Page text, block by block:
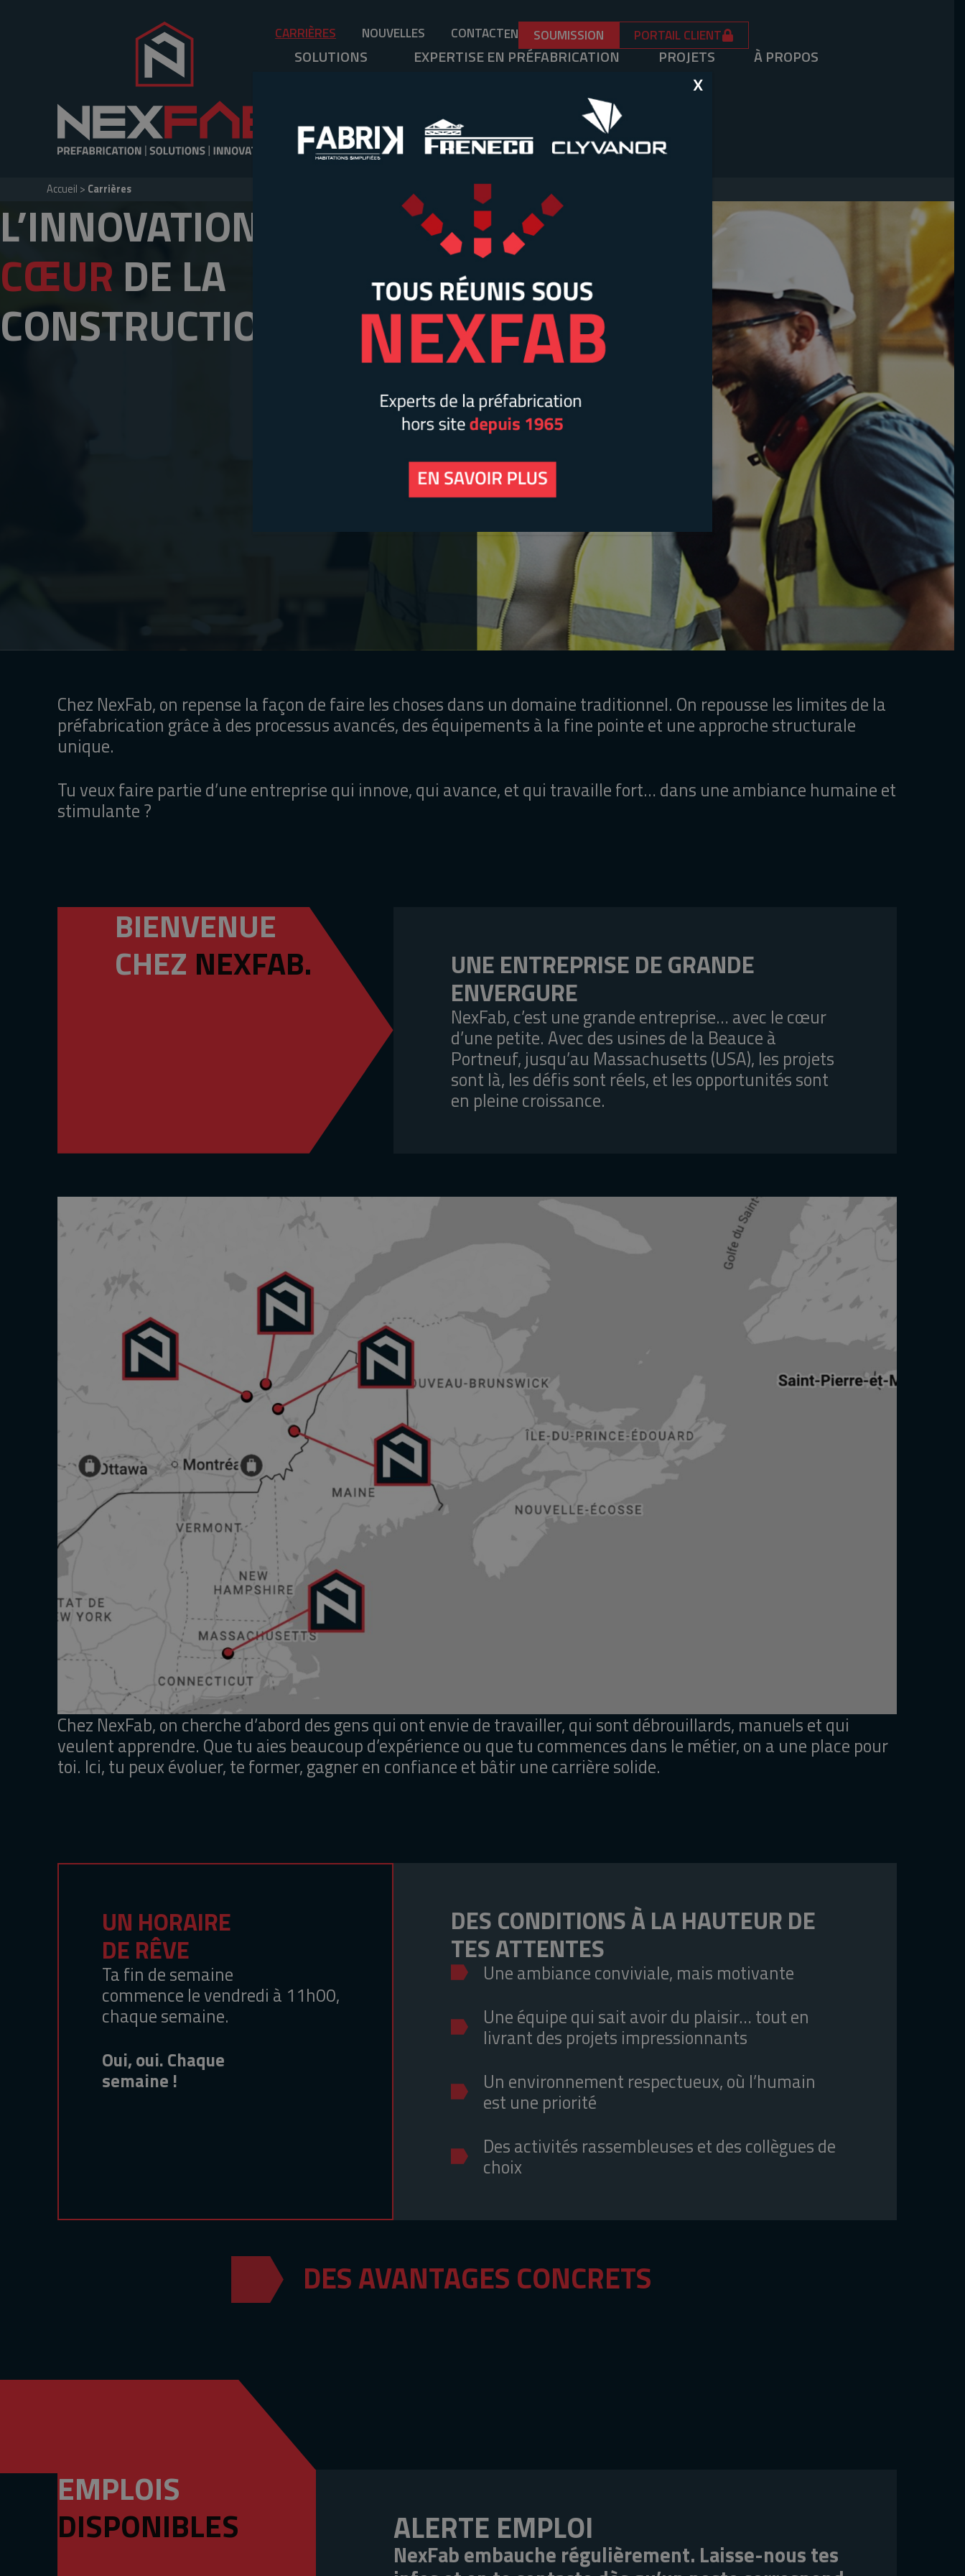
CARRIÈRES NOUVELLES CONTACTEN SOUMISSION PORTAIL CLIENT
SOLUTIONS EXPERTISE EN PRÉFABRICATION PROJETS À PROPOS
Accueil > Carrières
L’INNOVATION
CŒUR DE LA
CONSTRUCTION
Chez NexFab, on repense la façon de faire les choses dans un domaine traditionnel. On repousse les limites de la
préfabrication grâce à des processus avancés, des équipements à la fine pointe et une approche structurale
unique.
Tu veux faire partie d’une entreprise qui innove, qui avance, et qui travaille fort… dans une ambiance humaine et
stimulante ?
BIENVENUE
CHEZ NEXFAB. UNE ENTREPRISE DE GRANDE
ENVERGURE
NexFab, c’est une grande entreprise… avec le cœur
d’une petite. Avec des usines de la Beauce à
Portneuf, jusqu’au Massachusetts (USA), les projets
sont là, les défis sont réels, et les opportunités sont
en pleine croissance.
Chez NexFab, on cherche d’abord des gens qui ont envie de travailler, qui sont débrouillards, manuels et qui
veulent apprendre. Que tu aies beaucoup d’expérience ou que tu commences dans le métier, on a une place pour
toi. Ici, tu peux évoluer, te former, gagner en confiance et bâtir une carrière solide.
UN HORAIRE
DE RÊVE
Ta fin de semaine
commence le vendredi à 11h00,
chaque semaine.
Oui, oui. Chaque
semaine !
DES CONDITIONS À LA HAUTEUR DE
TES ATTENTES
Une ambiance conviviale, mais motivante
Une équipe qui sait avoir du plaisir… tout en
livrant des projets impressionnants
Un environnement respectueux, où l’humain
est une priorité
Des activités rassembleuses et des collègues de
choix
DES AVANTAGES CONCRETS
EMPLOIS
DISPONIBLES ALERTE EMPLOI
NexFab embauche régulièrement. Laisse-nous tes
X